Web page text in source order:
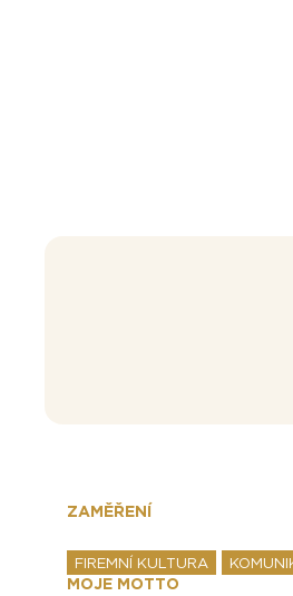
ZAMĚŘENÍ
FIREMNÍ KULTURA
MOJE MOTTO